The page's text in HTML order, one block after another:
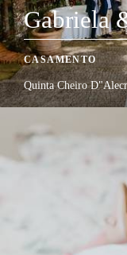
Gabriela
CASAMENTO
Quinta Cheiro